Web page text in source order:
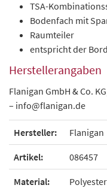
TSA-
Bodenfach mit
Raumteiler
entspricht der
Herstellerangaben
Flanigan GmbH & Co.
– info@flanigan.de
Hersteller: Flanigan
Artikel: 086457
Material: Polyester